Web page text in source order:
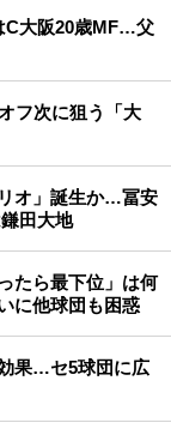
C大阪20歳MF…父
フ次に狙う「大
オ」誕生か…冨安
田大地
たら最下位」は何
に他球団も困惑
果…セ5球団に広